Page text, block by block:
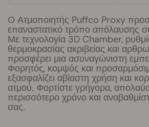
Ο Ατμοποιητής Puffco Proxy
επαναστατικό τρόπο απόλαυσης
Με τεχνολογία 3D Chamber,
θερμοκρασίας ακριβείας και
προσφέρει μια ασυναγώνιστη
Φορητός, κομψός και
εξασφαλίζει αβίαστη χρήση και
ατμού. Φορτίστε γρήγορα,
περισσότερο χρόνο και
σας.